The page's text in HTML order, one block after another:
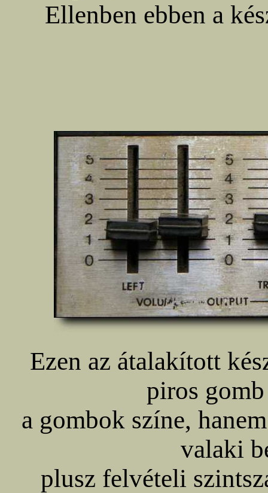
Ellenben ebben a
Ezen az átalakított
piros
a gombok színe,
valaki
plusz felvételi